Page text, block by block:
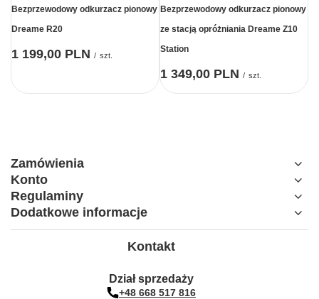
Bezprzewodowy odkurzacz pionowy
Dreame R20
1 199,00 PLN / szt.
Bezprzewodowy odkurzacz pionowy
ze stacją opróżniania Dreame Z10
Station
1 349,00 PLN / szt.
Zamówienia
Konto
Regulaminy
Dodatkowe informacje
Kontakt
Dział sprzedaży
+48 668 517 816